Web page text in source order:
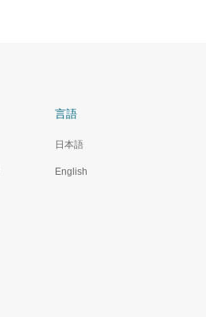
言語
日本語
English